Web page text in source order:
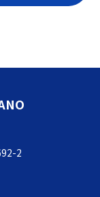
2